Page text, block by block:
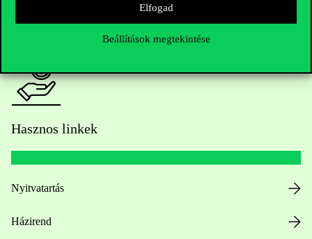
Elfogad
Beállítások megtekintése
press@uni-corvinus.hu
Hasznos linkek
Nyitvatartás
Házirend